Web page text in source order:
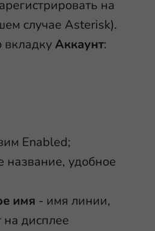
на
случае Asterisk).
Аккаунт:
Enabled;
название, удобное
имя - имя линии,
на дисплее